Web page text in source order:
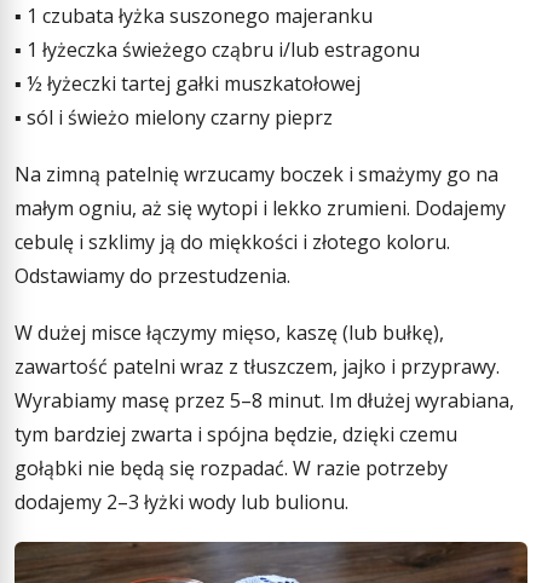
▪ 1 czubata łyżka suszonego majeranku
▪ 1 łyżeczka świeżego cząbru i/lub estragonu
▪ ½ łyżeczki tartej gałki muszkatołowej
▪ sól i świeżo mielony czarny pieprz
Na zimną patelnię wrzucamy boczek i smażymy go na
małym ogniu, aż się wytopi i lekko zrumieni. Dodajemy
cebulę i szklimy ją do miękkości i złotego koloru.
Odstawiamy do przestudzenia.
W dużej misce łączymy mięso, kaszę (lub bułkę),
zawartość patelni wraz z tłuszczem, jajko i przyprawy.
Wyrabiamy masę przez 5–8 minut. Im dłużej wyrabiana,
tym bardziej zwarta i spójna będzie, dzięki czemu
gołąbki nie będą się rozpadać. W razie potrzeby
dodajemy 2–3 łyżki wody lub bulionu.